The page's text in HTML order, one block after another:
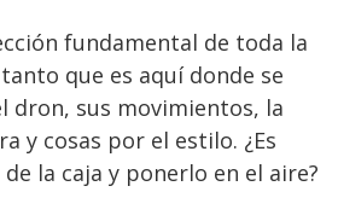
fundamental de toda la
que es aquí donde se
dron, sus movimientos, la
y cosas por el estilo. ¿Es
la caja y ponerlo en el aire?